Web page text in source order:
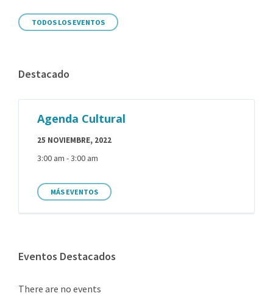
TODOS LOS EVENTOS
Destacado
Agenda Cultural
25 NOVIEMBRE, 2022
3:00 am - 3:00 am
MÁS EVENTOS
Eventos Destacados
There are no events